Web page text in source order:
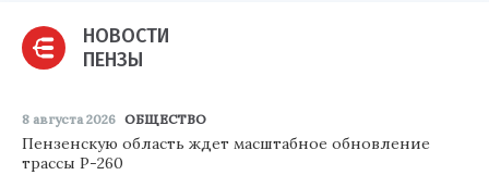
НОВОСТИ
ПЕНЗЫ
8 августа 2026 ОБЩЕСТВО
Пензенскую область ждет масштабное обновление
трассы Р-260